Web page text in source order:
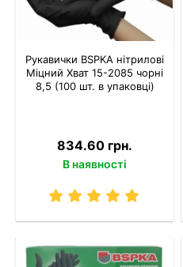
Рукавички BSPKA нітрилові
Міцний Хват 15-2085 чорні
8,5 (100 шт. в упаковці)
834.60 грн.
В наявності